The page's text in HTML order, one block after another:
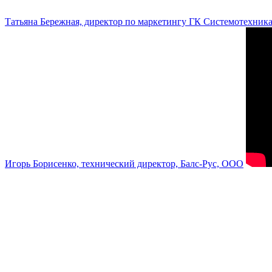
Татьяна Бережная, директор по маркетингу ГК Системотехника
Игорь Борисенко, технический директор, Балс-Рус, ООО